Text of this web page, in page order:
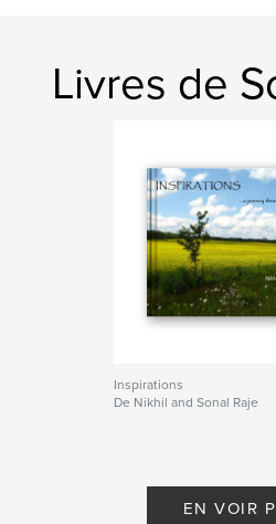
Livres de
Inspirations
De Nikhil and Sonal Raje
EN VOIR